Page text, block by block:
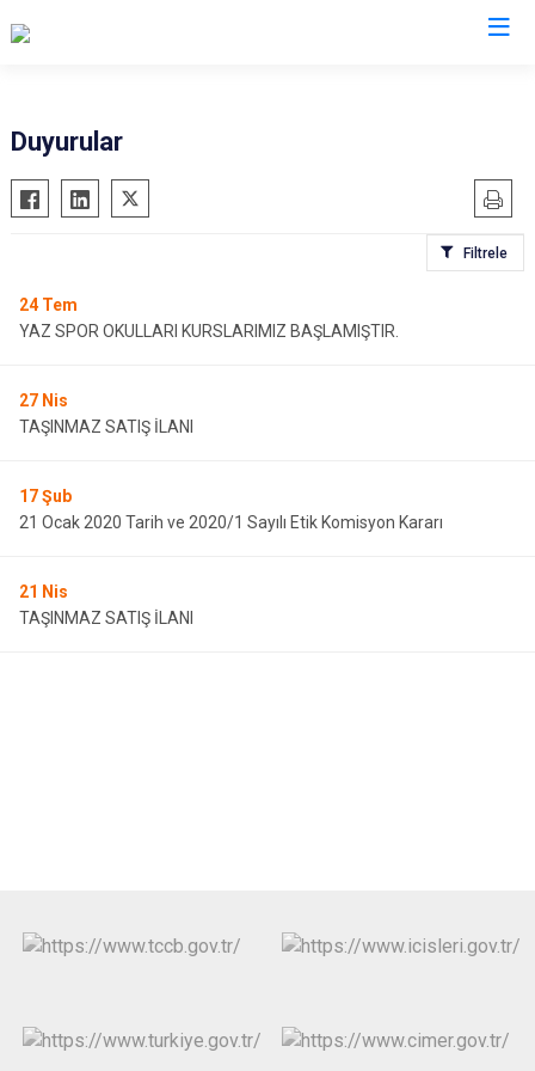
Akyaka
Arpaçay
Kağızman
Sarıkamış
Susuz
Duyurular
Filtrele
24 Tem
YAZ SPOR OKULLARI KURSLARIMIZ BAŞLAMIŞTIR.
27 Nis
TAŞINMAZ SATIŞ İLANI
17Şub
21 Ocak 2020 Tarih ve 2020/1 Sayılı Etik Komisyon Kararı
21 Nis
TAŞINMAZ SATIŞ İLANI